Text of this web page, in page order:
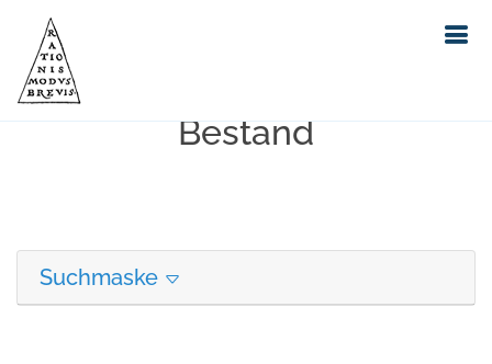
Erweiterte Suche in unserem
Bestand
Suchmaske